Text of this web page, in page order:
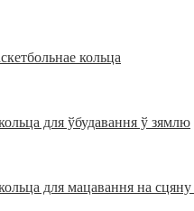
кольца
для ўбудавання ў зямлю
для мацавання на сцяну